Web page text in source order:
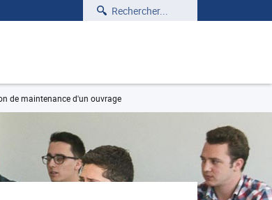
Rechercher
de maintenance d'un ouvrage